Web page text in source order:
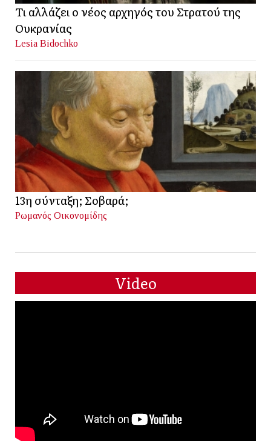
Τι αλλάζει ο νέος αρχηγός του Στρατού της
Ουκρανίας
Lesia Bidochko
13η σύνταξη; Σοβαρά;
Ρωμανός Οικονομίδης
Video